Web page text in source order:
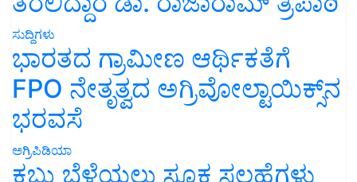
ಸುದ್ದಿಗಳು
ಭಾರತದ ಗ್ರಾಮೀಣ ಆರ್ಥಿಕತೆಗೆ
FPO ನೇತೃತ್ವದ ಅಗ್ರಿವೋಲ್ಟಾಯಿಕ್ಸ್‌ನ
ಭರವಸೆ
ಅಗ್ರಿಪಿಡಿಯಾ
ಕಬ್ಬು ಬೆಳೆಯಲು ಸೂಕ್ತ ಸಲಹೆಗಳು